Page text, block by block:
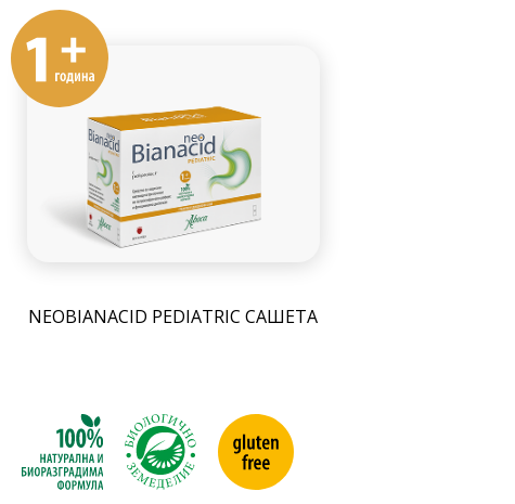
NEOBIANACID PEDIATRIC САШЕТА